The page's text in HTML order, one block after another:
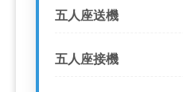
五人座送機
五人座接機